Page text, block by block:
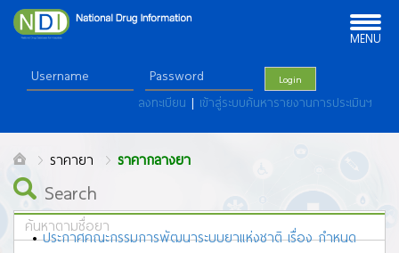
Toggle
navigation
MENU
Login
ลงทะเบียน | เข้าสู่ระบบค้นหารายงานการประเมินฯ
ราคายา ราคากลางยา
Search
•ประกาศคณะกรรมการพัฒนาระบบยาแห่งชาติ เรื่อง กำหนด